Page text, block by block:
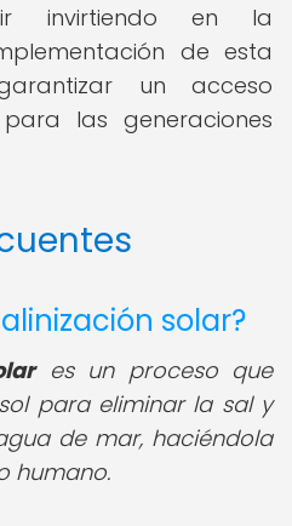
invirtiendo en la
de esta
un acceso
las generaciones
solar?
es un proceso que
para eliminar la sal y
de mar, haciéndola
humano.